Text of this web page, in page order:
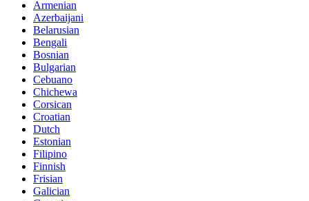
Armenian
Azerbaijani
Belarusian
Bengali
Bosnian
Bulgarian
Cebuano
Chichewa
Corsican
Croatian
Dutch
Estonian
Filipino
Finnish
Frisian
Galician